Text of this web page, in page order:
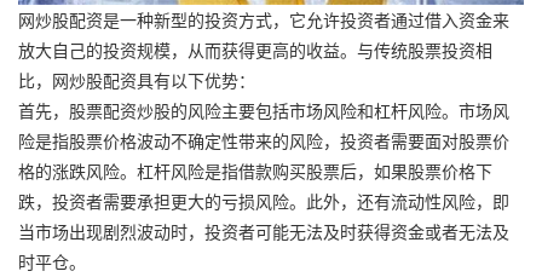
网炒股配资是一种新型的投资方式，它允许投资者通过借入资金来
放大自己的投资规模，从而获得更高的收益。与传统股票投资相
比，网炒股配资具有以下优势：
首先，股票配资炒股的风险主要包括市场风险和杠杆风险。市场风
险是指股票价格波动不确定性带来的风险，投资者需要面对股票价
格的涨跌风险。杠杆风险是指借款购买股票后，如果股票价格下
跌，投资者需要承担更大的亏损风险。此外，还有流动性风险，即
当市场出现剧烈波动时，投资者可能无法及时获得资金或者无法及
时平仓。